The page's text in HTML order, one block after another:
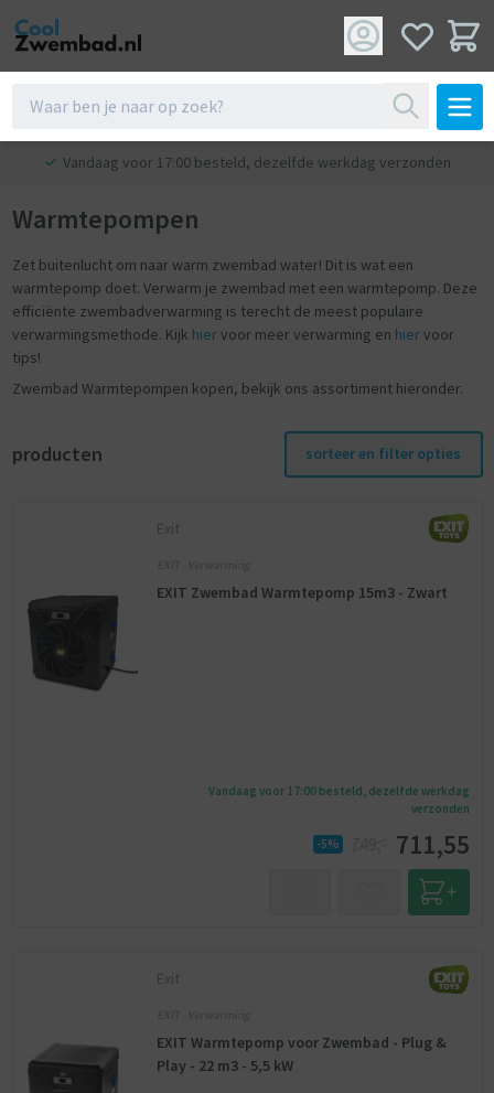
Vandaag voor 17:00 besteld, dezelfde werkdag verzonden
Warmtepompen
Zet buitenlucht om naar warm zwembad water! Dit is wat een
warmtepomp doet. Verwarm je zwembad met een warmtepomp. Deze
efficiënte zwembadverwarming is terecht de meest populaire
verwarmingsmethode. Kijk hiervoor meer verwarming en hiervoor
tips!
Zwembad Warmtepompen kopen, bekijk ons assortiment hieronder.
producten sorteer en filter opties
Exit
EXIT - Verwarming
EXIT Zwembad Warmtepomp 15m3 - Zwart
Vandaag voor 17:00 besteld, dezelfde werkdag
verzonden
-5% 711,55
Exit
EXIT - Verwarming
EXIT Warmtepomp voor Zwembad - Plug &
Play - 22 m3 - 5,5 kW